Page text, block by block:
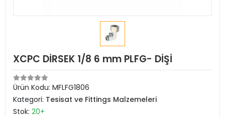
XCPC DİRSEK 1/8 6 mm PLFG- DİŞİ
Ürün Kodu: MFLFG1806
Kategori: Tesisat ve Fittings Malzemeleri
Stok: 20+